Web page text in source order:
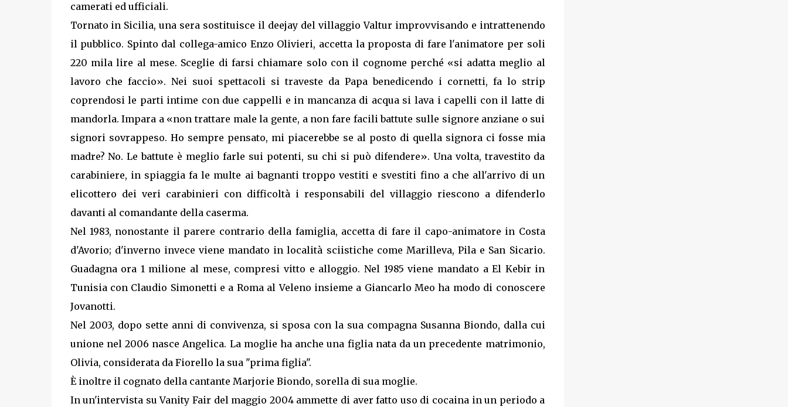
camerati ed ufficiali.
Tornato in Sicilia, una sera sostituisce il deejay del villaggio Valtur improvvisando e intrattenendo
il pubblico. Spinto dal collega-amico Enzo Olivieri, accetta la proposta di fare l'animatore per soli
220 mila lire al mese. Sceglie di farsi chiamare solo con il cognome perché «si adatta meglio al
lavoro che faccio». Nei suoi spettacoli si traveste da Papa benedicendo i cornetti, fa lo strip
coprendosi le parti intime con due cappelli e in mancanza di acqua si lava i capelli con il latte di
mandorla. Impara a «non trattare male la gente, a non fare facili battute sulle signore anziane o sui
signori sovrappeso. Ho sempre pensato, mi piacerebbe se al posto di quella signora ci fosse mia
madre? No. Le battute è meglio farle sui potenti, su chi si può difendere». Una volta, travestito da
carabiniere, in spiaggia fa le multe ai bagnanti troppo vestiti e svestiti fino a che all'arrivo di un
elicottero dei veri carabinieri con difficoltà i responsabili del villaggio riescono a difenderlo
davanti al comandante della caserma.
Nel 1983, nonostante il parere contrario della famiglia, accetta di fare il capo-animatore in Costa
d'Avorio; d'inverno invece viene mandato in località sciistiche come Marilleva, Pila e San Sicario.
Guadagna ora 1 milione al mese, compresi vitto e alloggio. Nel 1985 viene mandato a El Kebir in
Tunisia con Claudio Simonetti e a Roma al Veleno insieme a Giancarlo Meo ha modo di conoscere
Jovanotti.
Nel 2003, dopo sette anni di convivenza, si sposa con la sua compagna Susanna Biondo, dalla cui
unione nel 2006 nasce Angelica. La moglie ha anche una figlia nata da un precedente matrimonio,
Olivia, considerata da Fiorello la sua "prima figlia".
È inoltre il cognato della cantante Marjorie Biondo, sorella di sua moglie.
In un'intervista su Vanity Fair del maggio 2004 ammette di aver fatto uso di cocaina in un periodo a